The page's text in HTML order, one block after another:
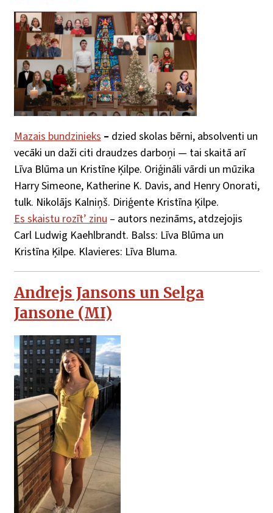
Mazais bundzinieks – dzied skolas bērni, absolventi un
vecāki un daži citi draudzes darboņi — tai skaitā arī
Līva Blūma un Kristīne Ķilpe. Oriģināli vārdi un mūzika
Harry Simeone, Katherine K. Davis, and Henry Onorati,
tulk. Nikolājs Kalniņš. Diriģente Kristīna Ķilpe.
Es skaistu rozīt’ zinu– autors nezināms, atdzejojis
Carl Ludwig Kaehlbrandt. Balss: Līva Blūma un
Kristīna Ķilpe. Klavieres: Līva Bluma.
Andrejs Jansons un Selga
Jansone (MI)